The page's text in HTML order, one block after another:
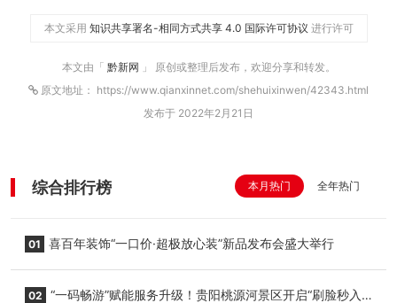
本文采用 知识共享署名-相同方式共享 4.0 国际许可协议 进行许可
本文由「 黔新网 」 原创或整理后发布，欢迎分享和转发。
原文地址： https://www.qianxinnet.com/shehuixinwen/42343.html
发布于 2022年2月21日
综合排行榜 本月热门 全年热门
01 喜百年装饰“一口价·超极放心装”新品发布会盛大举行
02 “一码畅游”赋能服务升级！贵阳桃源河景区开启“刷脸秒入